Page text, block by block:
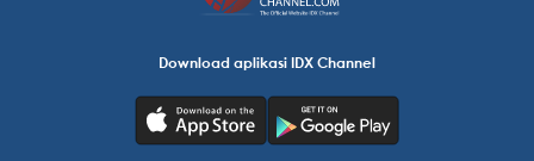
Download aplikasi IDX Channel